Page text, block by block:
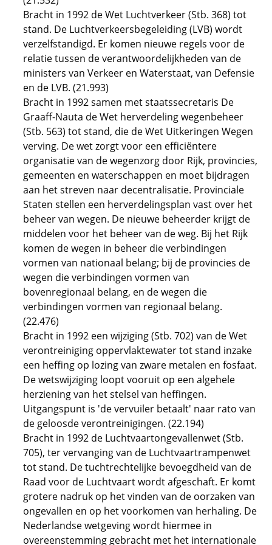
Bracht in 1992 de Wet Luchtverkeer (Stb. 368) tot
stand. De Luchtverkeersbegeleiding (LVB) wordt
verzelfstandigd. Er komen nieuwe regels voor de
relatie tussen de verantwoordelijkheden van de
ministers van Verkeer en Waterstaat, van Defensie
en de LVB. (21.993)
Bracht in 1992 samen met staatssecretaris De
Graaff-Nauta de Wet herverdeling wegenbeheer
(Stb. 563) tot stand, die de Wet Uitkeringen Wegen
verving. De wet zorgt voor een efficiëntere
organisatie van de wegenzorg door Rijk, provincies,
gemeenten en waterschappen en moet bijdragen
aan het streven naar decentralisatie. Provinciale
Staten stellen een herverdelingsplan vast over het
beheer van wegen. De nieuwe beheerder krijgt de
middelen voor het beheer van de weg. Bij het Rijk
komen de wegen in beheer die verbindingen
vormen van nationaal belang; bij de provincies de
wegen die verbindingen vormen van
bovenregionaal belang, en de wegen die
verbindingen vormen van regionaal belang.
(22.476)
Bracht in 1992 een wijziging (Stb. 702) van de Wet
verontreiniging oppervlaktewater tot stand inzake
een heffing op lozing van zware metalen en fosfaat.
De wetswijziging loopt vooruit op een algehele
herziening van het stelsel van heffingen.
Uitgangspunt is 'de vervuiler betaalt' naar rato van
de geloosde verontreinigingen. (22.194)
Bracht in 1992 de Luchtvaartongevallenwet (Stb.
705), ter vervanging van de Luchtvaartrampenwet
tot stand. De tuchtrechtelijke bevoegdheid van de
Raad voor de Luchtvaart wordt afgeschaft. Er komt
grotere nadruk op het vinden van de oorzaken van
ongevallen en op het voorkomen van herhaling. De
Nederlandse wetgeving wordt hiermee in
overeenstemming gebracht met het internationale